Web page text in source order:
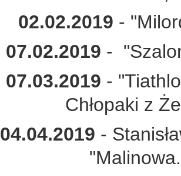
02.02.2019 -
07.02.2019 -
07.03.2019 -
Chłopaki z
04.04.2019 -